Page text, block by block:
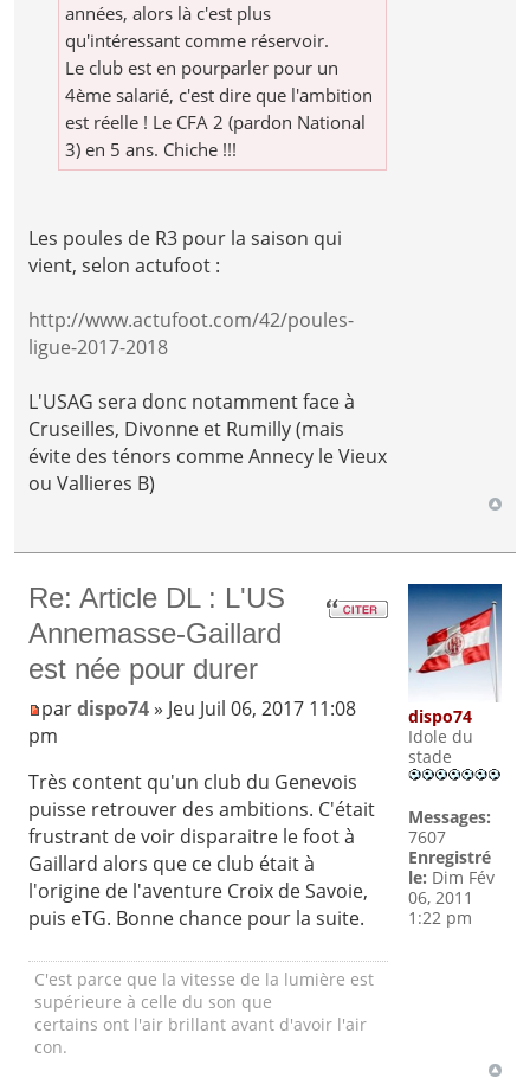
années, alors là c'est plus
qu'intéressant comme réservoir.
Le club est en pourparler pour un
4ème salarié, c'est dire que l'ambition
est réelle ! Le CFA 2 (pardon National
3) en 5 ans. Chiche !!!
Les poules de R3 pour la saison qui
vient, selon actufoot :
http://www.actufoot.com/42/poules-
ligue-2017-2018
L'USAG sera donc notamment face à
Cruseilles, Divonne et Rumilly (mais
évite des ténors comme Annecy le Vieux
ou Vallieres B)
Re: Article DL : L'US
Annemasse-Gaillard
est née pour durer
pardispo74» Jeu Juil 06, 2017 11:08
pm
Très content qu'un club du Genevois
puisse retrouver des ambitions. C'était
frustrant de voir disparaitre le foot à
Gaillard alors que ce club était à
l'origine de l'aventure Croix de Savoie,
puis eTG. Bonne chance pour la suite.
C'est parce que la vitesse de la lumière est
supérieure à celle du son que
certains ont l'air brillant avant d'avoir l'air
con.
dispo74
Idole du
stade
Messages:
7607
Enregistré
le: Dim Fév
06, 2011
1:22 pm